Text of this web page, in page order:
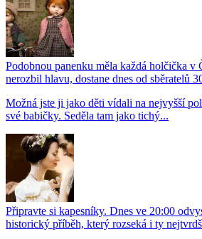
Podobnou panenku měla každá holčička v
nerozbil hlavu, dostane dnes od sběratelů
Možná jste ji jako děti vídali na nejvyšší
své babičky. Seděla tam jako tichý...
Připravte si kapesníky. Dnes ve 20:00
historický příběh, který rozseká i ty